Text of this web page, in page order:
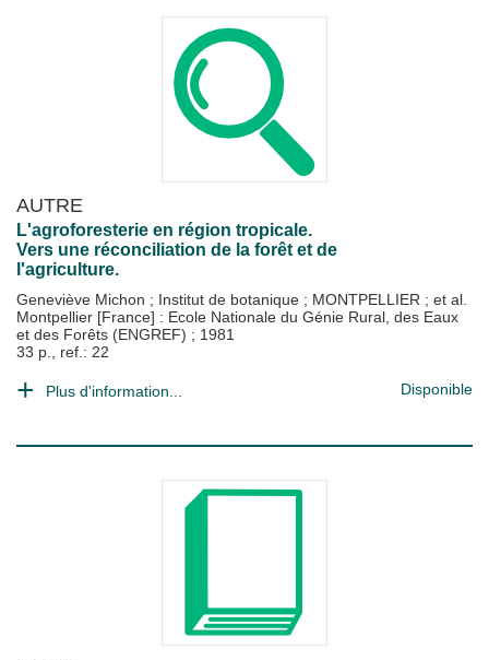
AUTRE
L'agroforesterie en région tropicale.
Vers une réconciliation de la forêt et de
l'agriculture.
Geneviève Michon ; Institut de botanique ; MONTPELLIER ; et al.
Montpellier [France] : Ecole Nationale du Génie Rural, des Eaux
et des Forêts (ENGREF) ; 1981
33 p., ref.: 22
Plus d'information... Disponible